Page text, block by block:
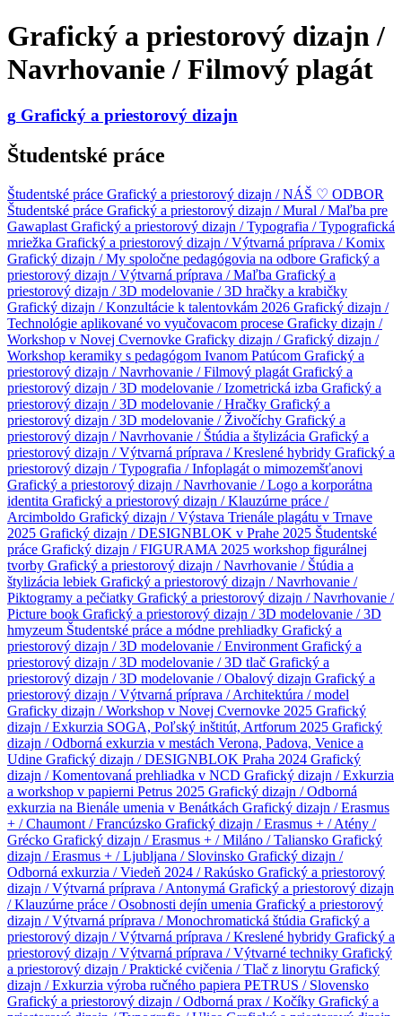
Grafický a priestorový dizajn /
Navrhovanie / Filmový plagát
g Grafický a priestorový dizajn
Študentské práce
Študentské práce Grafický a priestorový dizajn / NÁŠ ♡ ODBOR
Študentské práce Grafický a priestorový dizajn / Mural / Maľba pre
Gawaplast Grafický a priestorový dizajn / Typografia / Typografická
mriežka Grafický a priestorový dizajn / Výtvarná príprava / Komix
Grafický dizajn / My spoločne pedagógovia na odbore Grafický a
priestorový dizajn / Výtvarná príprava / Maľba Grafický a
priestorový dizajn / 3D modelovanie / 3D hračky a krabičky
Grafický dizajn / Konzultácie k talentovkám 2026 Grafický dizajn /
Technológie aplikované vo vyučovacom procese Graficky dizajn /
Workshop v Novej Cvernovke Graficky dizajn /Grafický dizajn /
Workshop keramiky s pedagógom Ivanom Patúcom Grafický a
priestorový dizajn / Navrhovanie / Filmový plagát Grafický a
priestorový dizajn / 3D modelovanie / Izometrická izba Grafický a
priestorový dizajn / 3D modelovanie / Hračky Grafický a
priestorový dizajn / 3D modelovanie / Živočíchy Grafický a
priestorový dizajn / Navrhovanie / Štúdia a štylizácia Grafický a
priestorový dizajn / Výtvarná príprava / Kreslené hybridy Grafický a
priestorový dizajn / Typografia / Infoplagát o mimozemšťanovi
Grafický a priestorový dizajn / Navrhovanie / Logo a korporátna
identita Grafický a priestorový dizajn / Klauzúrne práce /
Arcimboldo Grafický dizajn / Výstava Trienále plagátu v Trnave
2025 Grafický dizajn / DESIGNBLOK v Prahe 2025 Študentské
práce Grafický dizajn / FIGURAMA 2025 workshop figurálnej
tvorby Grafický a priestorový dizajn / Navrhovanie / Štúdia a
štylizácia lebiek Grafický a priestorový dizajn / Navrhovanie /
Piktogramy a pečiatky Grafický a priestorový dizajn / Navrhovanie /
Picture book Grafický a priestorový dizajn / 3D modelovanie / 3D
hmyzeum Študentské práce a módne prehliadky Grafický a
priestorový dizajn / 3D modelovanie / Environment Grafický a
priestorový dizajn / 3D modelovanie / 3D tlač Grafický a
priestorový dizajn / 3D modelovanie / Obalový dizajn Grafický a
priestorový dizajn / Výtvarná príprava / Architektúra / model
Graficky dizajn / Workshop v Novej Cvernovke 2025 Grafický
dizajn / Exkurzia SOGA, Poľský inštitút, Artforum 2025 Grafický
dizajn / Odborná exkurzia v mestách Verona, Padova, Venice a
Udine Grafický dizajn / DESIGNBLOK Praha 2024 Grafický
dizajn / Komentovaná prehliadka v NCD Grafický dizajn / Exkurzia
a workshop v papierni Petrus 2025 Grafický dizajn / Odborná
exkurzia na Bienále umenia v Benátkách Grafický dizajn / Erasmus
+ / Chaumont / Francúzsko Grafický dizajn / Erasmus + / Atény /
Grécko Grafický dizajn / Erasmus + / Miláno / Taliansko Grafický
dizajn / Erasmus + / Ljubljana / Slovinsko Grafický dizajn /
Odborná exkurzia / Viedeň 2024 / Rakúsko Grafický a priestorový
dizajn / Výtvarná príprava / Antonymá Grafický a priestorový dizajn
/ Klauzúrne práce / Osobnosti dejín umenia Grafický a priestorový
dizajn / Výtvarná príprava / Monochromatická štúdia Grafický a
priestorový dizajn / Výtvarná príprava / Kreslené hybridy Grafický a
priestorový dizajn / Výtvarná príprava / Výtvarné techniky Grafický
a priestorový dizajn / Praktické cvičenia / Tlač z linorytu Grafický
dizajn / Exkurzia výroba ručného papiera PETRUS / Slovensko
Grafický a priestorový dizajn / Odborná prax / Kočíky Grafický a